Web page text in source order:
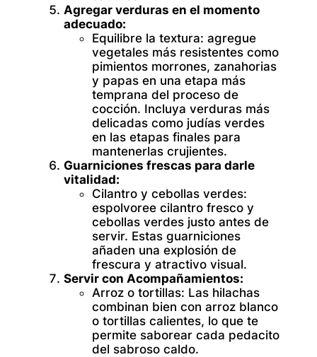
Agregar verduras en el momento
adecuado:
Equilibre la textura: agregue
vegetales más resistentes como
pimientos morrones, zanahorias
y papas en una etapa más
temprana del proceso de
cocción. Incluya verduras más
delicadas como judías verdes
en las etapas finales para
mantenerlas crujientes.
Guarniciones frescas para darle
vitalidad:
Cilantro y cebollas verdes:
espolvoree cilantro fresco y
cebollas verdes justo antes de
servir. Estas guarniciones
añaden una explosión de
frescura y atractivo visual.
Servir con Acompañamientos:
Arroz o tortillas: Las hilachas
combinan bien con arroz blanco
o tortillas calientes, lo que te
permite saborear cada pedacito
del sabroso caldo.